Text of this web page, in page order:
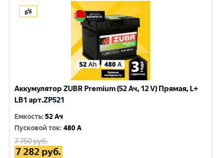
Аккумулятор ZUBR Premium (52 Ач, 12 V) Прямая, L+
LB1 арт.ZP521
Емкость:52 Ач
Пусковой ток:480 A
7 750руб.
7 282 руб.